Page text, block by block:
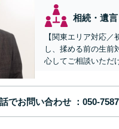
相続・遺言
【関東エリア対応
し、揉める前の生前
心してご相談いただ
でお問い合わせ